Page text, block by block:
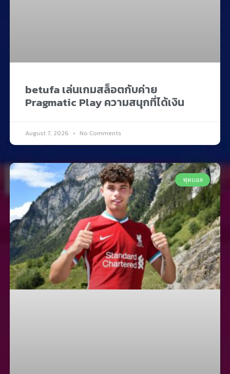
betufa เล่นเกมสล็อตกับค่าย
Pragmatic Play ความสนุกที่ได้เงิน
August 7, 2026 No Comments
ฟุตบอล